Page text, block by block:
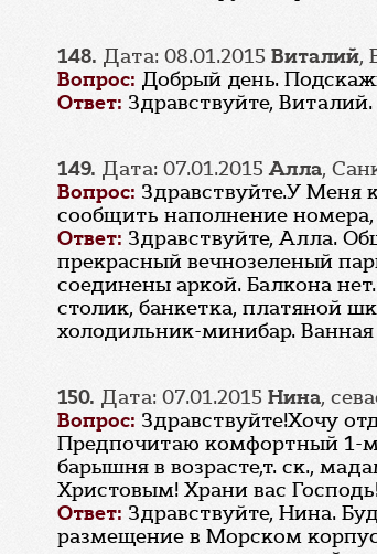
148. Дата: 08.01.2015 Виталий,
Вопрос: Добрый день.
Ответ: Здравствуйте,
149. Дата: 07.01.2015Алла,
Вопрос: Здравствуйте.У Меня
сообщить наполнение номера,
Ответ: Здравствуйте, Алла.
прекрасный вечнозеленый
соединены аркой. Балкона
столик, банкетка, платяной
холодильник-минибар.
150. Дата: 07.01.2015 Нина,
Вопрос: Здравствуйте!Хочу
Предпочитаю комфортный 1-
барышня в возрасте,т. ск.,
Христовым! Храни вас
Ответ: Здравствуйте, Нина.
размещение в Морском